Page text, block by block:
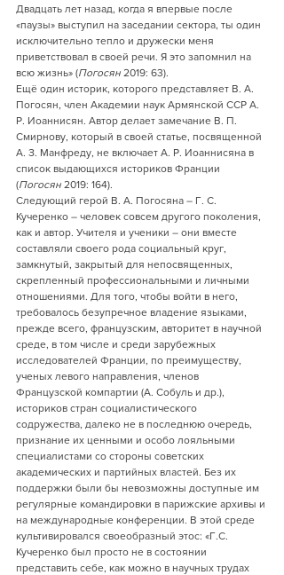
Двадцать лет назад, когда я впервые после
«паузы» выступил на заседании сектора, ты один
исключительно тепло и дружески меня
приветствовал в своей речи. Я это запомнил на
всю жизнь» (Погосян 2019: 63).
Ещё один историк, которого представляет В. А.
Погосян, член Академии наук Армянской ССР А.
Р. Иоаннисян. Автор делает замечание В. П.
Смирнову, который в своей статье, посвященной
А. З. Манфреду, не включает А. Р. Иоаннисяна в
список выдающихся историков Франции
(Погосян 2019: 164).
Следующий герой В. А. Погосяна – Г. С.
Кучеренко – человек совсем другого поколения,
как и автор. Учителя и ученики – они вместе
составляли своего рода социальный круг,
замкнутый, закрытый для непосвященных,
скрепленный профессиональными и личными
отношениями. Для того, чтобы войти в него,
требовалось безупречное владение языками,
прежде всего, французским, авторитет в научной
среде, в том числе и среди зарубежных
исследователей Франции, по преимуществу,
ученых левого направления, членов
Французской компартии (А. Собуль и др.),
историков стран социалистического
содружества, далеко не в последнюю очередь,
признание их ценными и особо лояльными
специалистами со стороны советских
академических и партийных властей. Без их
поддержки были бы невозможны доступные им
регулярные командировки в парижские архивы и
на международные конференции. В этой среде
культивировался своеобразный этос: «Г.С.
Кучеренко был просто не в состоянии
представить себе, как можно в научных трудах